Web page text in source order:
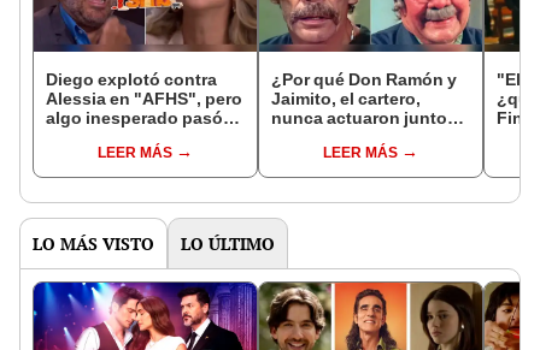
Diego explotó contra
Alessia en "AFHS", pero
algo inesperado pasó:
siempre?LEER MÁS
¿Por qué Don Ramón y
Jaimito, el cartero,
nunca actuaron juntos
LEER MÁS
"El
LO MÁS VISTO LO ÚLTIMO